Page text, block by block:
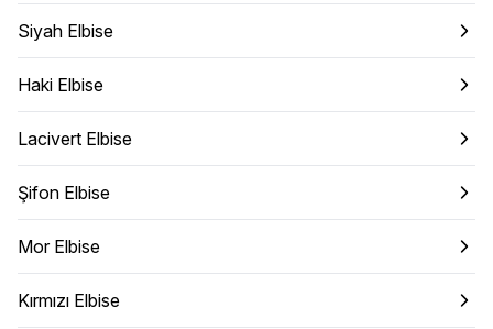
Siyah Elbise
Haki Elbise
Lacivert Elbise
Şifon Elbise
Mor Elbise
Kırmızı Elbise